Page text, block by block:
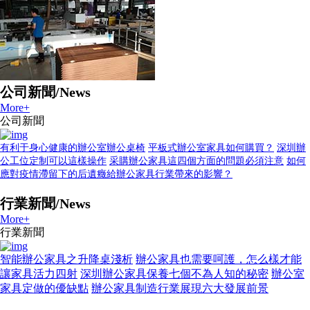
公司新聞/News
More+
公司新聞
有利于身心健康的辦公室辦公桌椅 平板式辦公室家具如何購買？ 深圳辦
公工位定制可以這樣操作 采購辦公家具這四個方面的問題必須注意 如何
應對疫情滯留下的后遺癥給辦公家具行業帶來的影響？
行業新聞/News
More+
行業新聞
智能辦公家具之升降桌淺析 辦公家具也需要呵護，怎么樣才能
讓家具活力四射 深圳辦公家具保養七個不為人知的秘密 辦公室
家具定做的優缺點 辦公家具制造行業展現六大發展前景